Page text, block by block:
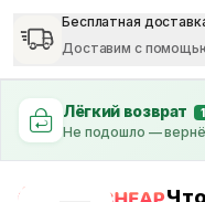
Бесплатная
Доставим с
Лёгкий возврат
Не подошло —